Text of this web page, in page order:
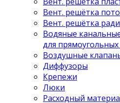
Вент. решётка
Вент. решётка
Водяные
для
Воздушные
Диффузоры
Крепежи
Люки
Расходный